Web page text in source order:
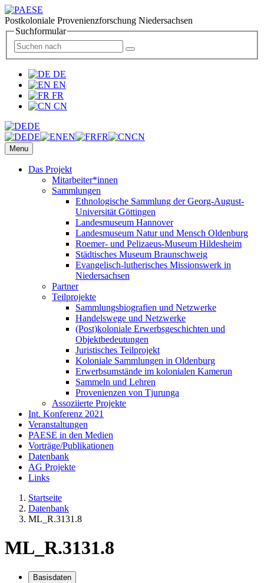
Postkoloniale Provenienzforschung Niedersachsen
Suchformular
DE
EN
FR
CN
DE
DE
EN FR CN
Menu
Das Projekt
Mitarbeiter*innen
Sammlungen
Ethnologische Sammlung der Georg-August-
Universität Göttingen
Landesmuseum Hannover
Landesmuseum Natur und Mensch Oldenburg
Roemer- und Pelizaeus-Museum Hildesheim
Städtisches Museum Braunschweig
Evangelisch-lutherisches Missionswerk in
Niedersachsen
Partner
Teilprojekte
Sammlungsbiografien und Netzwerke
Handelswege und Netzwerke
(Post)koloniale Erwerbsgeschichten und
Objektbedeutungen
Juristisches Teilprojekt
Koloniale Sammlungen in Oldenburg
Erwerbsumstände im kolonialen Kamerun
Sammeln und Lehren
Provenienzen von Tjurunga
Assoziierte Projekte
Int. Konferenz 2021
Veranstaltungen
PAESE in den Medien
Vorträge/Publikationen
Datenbank
AG Projekte
Links
Startseite
Datenbank
ML_R.3131.8
ML_R.3131.8
Basisdaten